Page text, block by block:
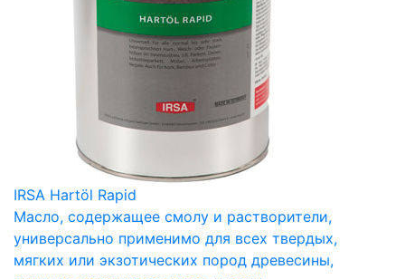
IRSA Hartöl Rapid
Масло, содержащее смолу и растворители,
универсально применимо для всех твердых,
мягких или экзотических пород древесины,